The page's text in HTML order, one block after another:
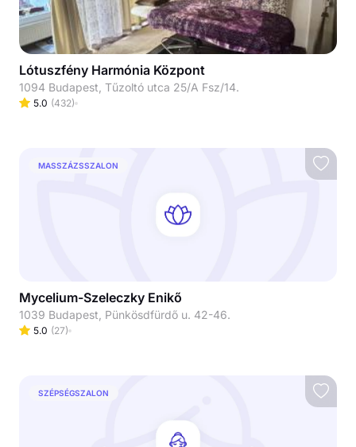
Lótuszfény Harmónia Központ
1094 Budapest, Tűzoltó utca 25/A Fsz/14.
5.0 (432)
MASSZÁZSSZALON
Mycelium-Szeleczky Enikő
1039 Budapest, Pünkösdfürdő u. 42-46.
5.0 (27)
SZÉPSÉGSZALON